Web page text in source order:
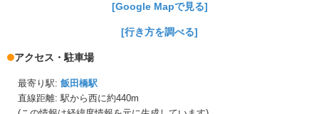
[Google Mapで見る]
[行き方を調べる]
アクセス・駐車場
最寄り駅: 飯田橋駅
直線距離: 駅から西に約440m